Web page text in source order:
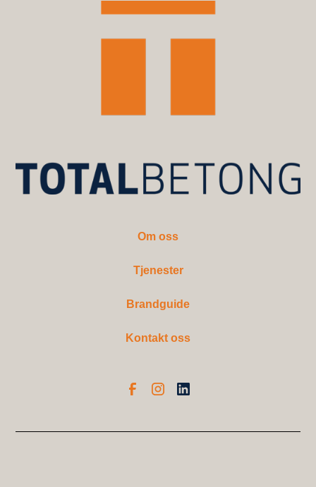
Om oss
Tjenester
Brandguide
Kontakt oss